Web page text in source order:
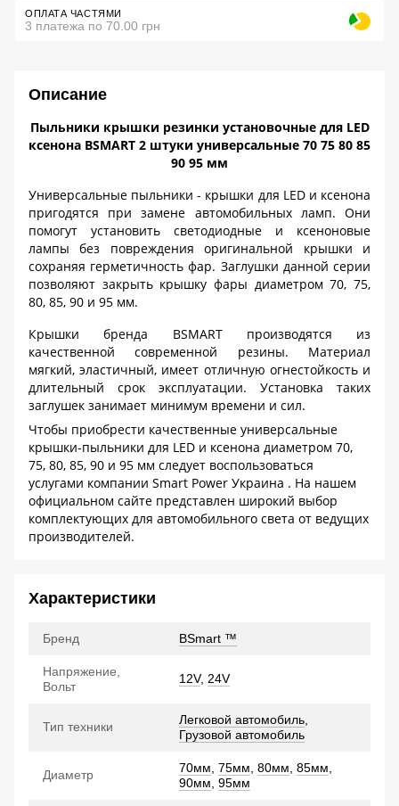
ОПЛАТА ЧАСТЯМИ
3 платежа по 70.00 грн
Описание
Пыльники крышки резинки установочные для LED
ксенона BSMART 2 штуки универсальные 70 75 80 85
90 95 мм
Универсальные пыльники - крышки для LED и ксенона
пригодятся при замене автомобильных ламп. Они
помогут установить светодиодные и ксеноновые
лампы без повреждения оригинальной крышки и
сохраняя герметичность фар. Заглушки данной серии
позволяют закрыть крышку фары диаметром 70, 75,
80, 85, 90 и 95 мм.
Крышки бренда BSMART производятся из
качественной современной резины. Материал
мягкий, эластичный, имеет отличную огнестойкость и
длительный срок эксплуатации. Установка таких
заглушек занимает минимум времени и сил.
Чтобы приобрести качественные универсальные
крышки-пыльники для LED и ксенона диаметром 70,
75, 80, 85, 90 и 95 мм следует воспользоваться
услугами компании Smart Power Украина . На нашем
официальном сайте представлен широкий выбор
комплектующих для автомобильного света от ведущих
производителей.
Характеристики
Бренд BSmart ™
Напряжение,
Вольт
12V, 24V
Тип техники Легковой автомобиль
Грузовой автомобиль
Диаметр 70мм 75мм 80мм 85мм
90мм 95мм